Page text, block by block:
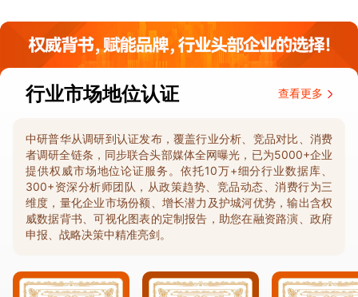
行业市场地位认证 查看更多
中研普华从调研到认证发布，覆盖行业分析、竞品对比、消费
者调研全链条，同步联合头部媒体全网曝光，已为5000+企业
提供权威市场地位论证服务。依托10万+细分行业数据库、
300+资深分析师团队，从政策趋势、竞品动态、消费行为三
维度，量化企业市场份额、增长潜力及护城河优势，输出含权
威数据背书、可视化图表的定制报告，助您在融资路演、政府
申报、战略决策中精准亮剑。